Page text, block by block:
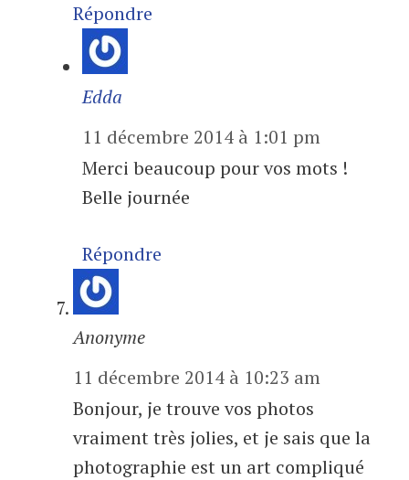
Répondre
Edda
11 décembre 2014 à 1:01 pm
Merci beaucoup pour vos mots !
Belle journée
Répondre
Anonyme
11 décembre 2014 à 10:23 am
Bonjour, je trouve vos photos
vraiment très jolies, et je sais que la
photographie est un art compliqué